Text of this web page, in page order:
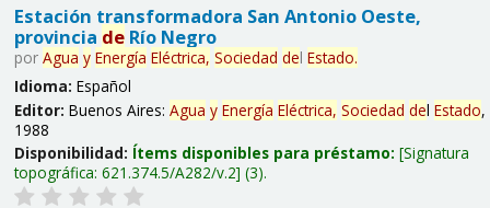
Estación transformadora San Antonio Oeste,
provincia deRío Negro
por Agua y Energía Eléctrica, Sociedad del Estado.
Idioma: Español
Editor: Buenos Aires: Agua y Energía Eléctrica, Sociedad del Estado,
1988
Disponibilidad: Ítems disponibles para préstamo: Signatura
topográfica: 621.374.5/A282/v.2 (3).